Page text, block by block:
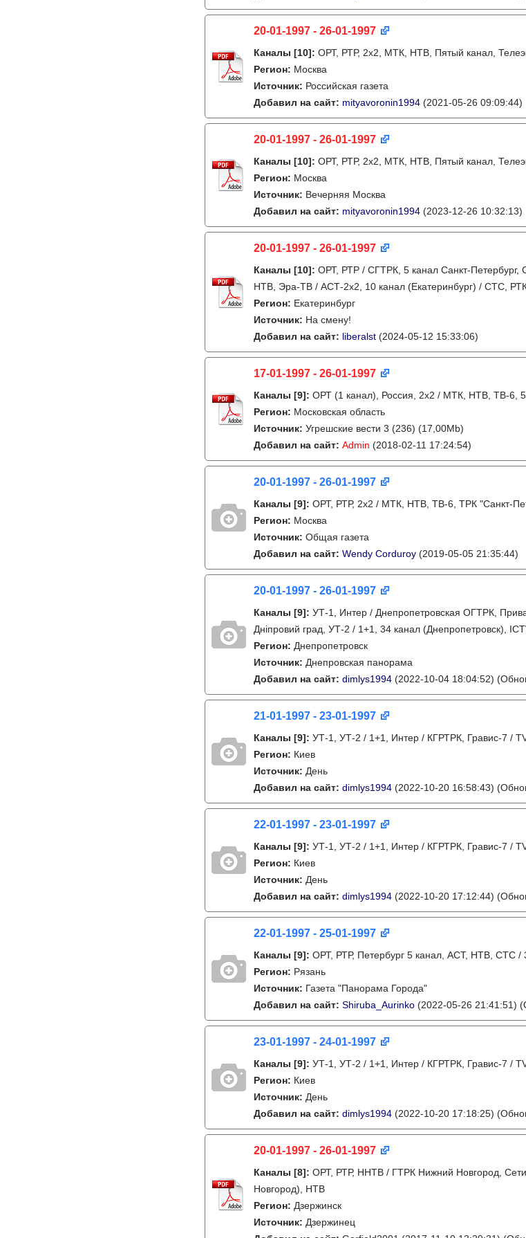
20-01-1997 - 26-01-1997
Каналы [10]: ОРТ, РТР, 2х2, МТК, НТВ, Пятый канал,
Регион: Москва
Источник: Российская газета
Добавил на сайт: mityavoronin1994 (2021-05-26 09:09:44)
20-01-1997 - 26-01-1997
Каналы [10]: ОРТ, РТР, 2х2, МТК, НТВ, Пятый канал,
Регион: Москва
Источник: Вечерняя Москва
Добавил на сайт: mityavoronin1994 (2023-12-26 10:32:13)
20-01-1997 - 26-01-1997
Каналы [10]: ОРТ, РТР / СГТРК, 5 канал Санкт-Петербург,
НТВ, Эра-ТВ / АСТ-2х2, 10 канал (Екатеринбург) / СТС,
Регион: Екатеринбург
Источник: На смену!
Добавил на сайт: liberalst (2024-05-12 15:33:06)
17-01-1997 - 26-01-1997
Каналы [9]: ОРТ (1 канал), Россия, 2x2 / МТК, НТВ, ТВ-6, 5
Регион: Московская область
Источник: Угрешские вести 3 (236) (17,00Mb)
Добавил на сайт: Admin (2018-02-11 17:24:54)
20-01-1997 - 26-01-1997
Каналы [9]: ОРТ, РТР, 2х2 / МТК, НТВ, ТВ-6, ТРК "Санкт-
Регион: Москва
Источник: Общая газета
Добавил на сайт: Wendy Corduroy (2019-05-05 21:35:44)
20-01-1997 - 26-01-1997
Каналы [9]: УТ-1, Интер / Днепропетровская ОГТРК,
Дніпровий град, УТ-2 / 1+1, 34 канал (Днепропетровск),
Регион: Днепропетровск
Источник: Днепровская панорама
Добавил на сайт: dimlys1994 (2022-10-04 18:04:52)
21-01-1997 - 23-01-1997
Каналы [9]: УТ-1, УТ-2 / 1+1, Интер / КГРТРК, Гравис-7 /
Регион: Киев
Источник: День
Добавил на сайт: dimlys1994 (2022-10-20 16:58:43)
22-01-1997 - 23-01-1997
Каналы [9]: УТ-1, УТ-2 / 1+1, Интер / КГРТРК, Гравис-7 /
Регион: Киев
Источник: День
Добавил на сайт: dimlys1994 (2022-10-20 17:12:44)
22-01-1997 - 25-01-1997
Каналы [9]: ОРТ, РТР, Петербург 5 канал, АСТ, НТВ, СТС /
Регион: Рязань
Источник: Газета "Панорама Города"
Добавил на сайт: Shiruba_Aurinko (2022-05-26 21:41:51)
23-01-1997 - 24-01-1997
Каналы [9]: УТ-1, УТ-2 / 1+1, Интер / КГРТРК, Гравис-7 /
Регион: Киев
Источник: День
Добавил на сайт: dimlys1994 (2022-10-20 17:18:25)
20-01-1997 - 26-01-1997
Каналы [8]: ОРТ, РТР, ННТВ / ГТРК Нижний Новгород,
Новгород), НТВ
Регион: Дзержинск
Источник: Дзержинец